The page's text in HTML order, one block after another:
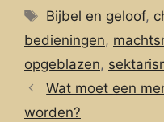
Tags
Bijbel en geloof,
bedieningen,
opgeblazen,
Wat moet een
worden?